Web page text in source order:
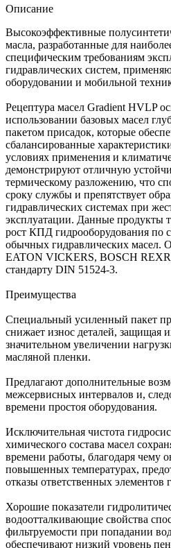
Описание
Высокоэффективные
масла, разработанные для
специфическим требованиям
гидравлических систем,
оборудовании и мобильной
Рецептура масел Gradient HVLP
использовании базовых масел
пакетом присадок, которые
сбалансированные
условиях применения и
демонстрируют отличную
термическому разложению, что
сроку службы и препятствует
гидравлических системах при
эксплуатации. Данные продукты
рост КПД гидрооборудования по
обычных гидравлических масел.
EATON VICKERS, BOSCH
стандарту DIN 51524-3.
Преимущества
Специальный усиленный пакет
снижает износ деталей, защищая
значительном увеличении
масляной пленки.
Предлагают дополнительные
межсервисных интервалов и,
времени простоя оборудования.
Исключительная чистота
химического состава масел
времени работы, благодаря чему
повышенных температурах,
отказы ответственных элементов
Хорошие показатели
водоотталкивающие свойства
фильтруемости при попадании
обеспечивают низкий уровень